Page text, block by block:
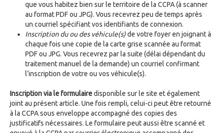
que vous habitez bien sur le territoire de la CCPA (à scanner
au format PDF ou JPG). Vous recevrez peu de temps après
un courriel spécifiant vos identifiants de connexion.
Inscription du ou des véhicule(s)de votre foyer en joignant à
chaque fois une copie de la carte grise scannée au format
PDF ou JPG. Vous recevrez par la suite (délai dépendant du
traitement manuel de la demande) un courriel confirmant
l’inscription de votre ou vos véhicule(s).
Inscription via le formulairedisponible sur le site et également
joint au présent article. Une fois rempli, celui-ci peut être retourné
à la CCPA sous enveloppe accompagné des copies des
justificatifs nécessaires. Le formulaire peut aussi être scanné et